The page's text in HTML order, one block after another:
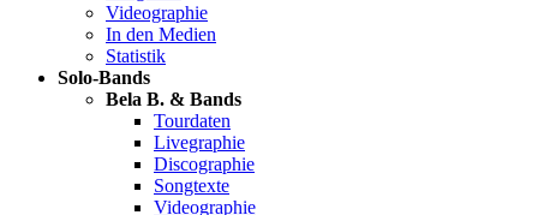
Videographie
In den Medien
Statistik
Solo-Bands
Bela B. & Bands
Tourdaten
Livegraphie
Discographie
Songtexte
Videographie